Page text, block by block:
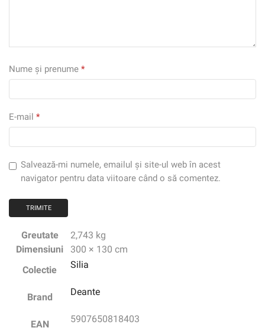
Nume și prenume *
E-mail *
Salvează-mi numele, emailul și site-ul web în acest
navigator pentru data viitoare când o să comentez.
Greutate
2,743 kg
Dimensiuni
300 × 130 cm
Colectie
Silia
Brand Deante
EAN 5907650818403